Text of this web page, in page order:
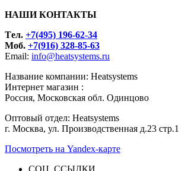
НАШИ КОНТАКТЫ
Tел. +7(495) 196-62-34
Моб. +7(916) 328-85-63
Email: info@heatsystems.ru
Название компании: Heatsystems
Интернет магазин :
Россия, Московская обл. Одинцово
Оптовый отдел: Heatsystems
г. Москва, ул. Производственная д.23 стр.1
Посмотреть на Yandex-карте
СОЦ. ССЫЛКИ